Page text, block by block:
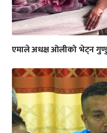
एमाले अधक्ष ओलीको भेट्न